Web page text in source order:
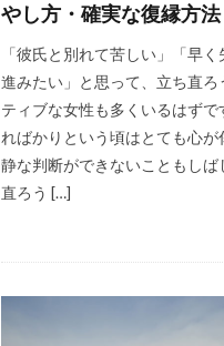
やし方・確実な復縁方法
「彼氏と別れて苦しい」「早
進みたい」と思って、立ち直
ティブな女性も多くいるはず
ればかりという頃はとても心
静な判断ができないこともしば
直ろう […]